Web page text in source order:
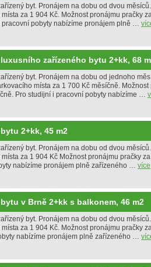
byt. Pronájem na dobu od dvou
za 1 904 Kč. Možnost pronájmu pračky
pracovní pobyty nabízíme pronájem plně …
zařízeného bytu 2+kk, 68
byt. Pronájem na dobu od jednoho
místa za 1 700 Kč měsíčně.
Pro studijní i pracovní pobyty nabízíme …
2+kk, 45 m2
byt. Pronájem na dobu od dvou
za 1 904 Kč Možnost pronájmu pračky
nabízíme pronájem plně zařízeného … více
v Brně 2+kk s balkonem, 46 m2
byt. Pronájem na dobu od dvou
za 1 904 Kč. Možnost pronájmu pračky
nabízíme pronájem plně zařízeného …